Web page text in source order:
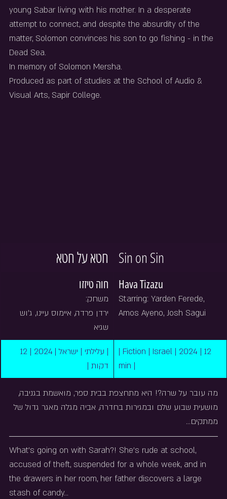
young Sabar living with his mother. In a desperate
attempt to connect, and despite the absurdity of the
matter, Solomon convinces his son to go fishing - in the
Dead Sea.
In memory of Solomon Mersha.
Produced as part of studies at the School of Audio &
Visual Arts, Sapir College.
חטא על חטא Sin on Sin
חוה טיזזו
משחק:
ירדן פרדה, איימוס עיינו, ג'וש
שגיא
Hava Tizazu
Starring: Yarden Ferede,
Amos Ayeno, Josh Sagui
דקות |
| Fiction | Israel | 2024 | 12
min |
מה עובר על שרה?! היא מתחצפת בבית ספר, מואשמת בגניבה,
מושעית שבוע שלם ובמגירות בחדרה, אביה מגלה מאגר גדול של
ממתקים…
What's going on with Sarah?! She's rude at school,
accused of theft, suspended for a whole week, and in
the drawers in her room, her father discovers a large
stash of candy...